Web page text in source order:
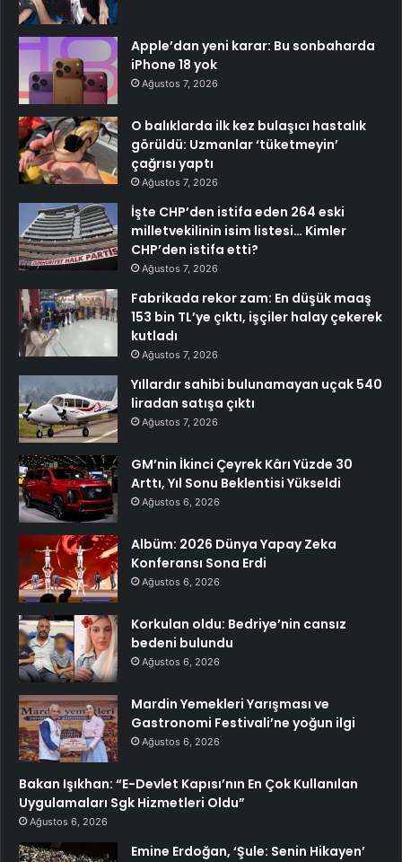
Apple’dan yeni karar: Bu sonbaharda
iPhone 18 yok
Ağustos 7, 2026
O balıklarda ilk kez bulaşıcı hastalık
görüldü: Uzmanlar ‘tüketmeyin’
çağrısı yaptı
Ağustos 7, 2026
İşte CHP’den istifa eden 264 eski
milletvekilinin isim listesi… Kimler
CHP’den istifa etti?
Ağustos 7, 2026
Fabrikada rekor zam: En düşük maaş
153 bin TL’ye çıktı, işçiler halay çekerek
kutladı
Ağustos 7, 2026
Yıllardır sahibi bulunamayan uçak 540
liradan satışa çıktı
Ağustos 7, 2026
GM’nin İkinci Çeyrek Kârı Yüzde 30
Arttı, Yıl Sonu Beklentisi Yükseldi
Ağustos 6, 2026
Albüm: 2026 Dünya Yapay Zeka
Konferansı Sona Erdi
Ağustos 6, 2026
Korkulan oldu: Bedriye’nin cansız
bedeni bulundu
Ağustos 6, 2026
Mardin Yemekleri Yarışması ve
Gastronomi Festivali’ne yoğun ilgi
Ağustos 6, 2026
Bakan Işıkhan: “E-Devlet Kapısı’nın En Çok Kullanılan
Uygulamaları Sgk Hizmetleri Oldu”
Ağustos 6, 2026
Emine Erdoğan, ‘Şule: Senin Hikayen’